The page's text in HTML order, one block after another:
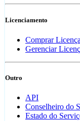
Licenciamento
Comprar Licença
Gerenciar
Outro
API
Conselheiro do
Estado do